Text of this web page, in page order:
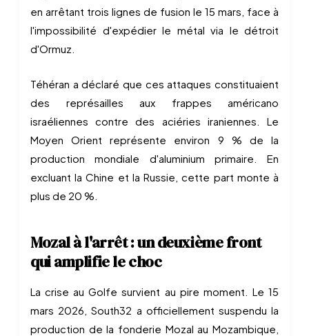
en arrêtant trois lignes de fusion le 15 mars, face à
l'impossibilité d'expédier le métal via le détroit
d'Ormuz.
Téhéran a déclaré que ces attaques constituaient
des représailles aux frappes américano
israéliennes contre des aciéries iraniennes. Le
Moyen Orient représente environ 9 % de la
production mondiale d'aluminium primaire. En
excluant la Chine et la Russie, cette part monte à
plus de 20 %.
Mozal à l'arrêt : un deuxième front
qui amplifie le choc
La crise au Golfe survient au pire moment. Le 15
mars 2026, South32 a officiellement suspendu la
production de la fonderie Mozal au Mozambique,